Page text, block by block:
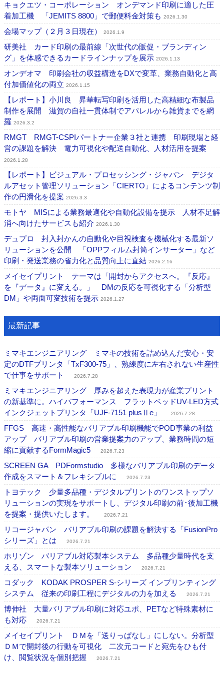
キョクエツ・コーポレーション オンデマンド印刷に適した圧
着加工機 「JEMITS 8800」で郵便料金対策も 2026.1.30
会場マップ（２月３日現在） 2026.1.9
研美社 カード印刷の最前線「次世代の販促・ブランディン
グ」を体感できるカードラインナップを展示 2026.1.13
オンデオマ 印刷会社の収益構造をDXで変革、業務自動化と高
付加価値化の両立 2026.1.15
【レポート】小川良 昇華転写印刷を活用した高精細な布製品
制作を展開 滋賀の自社一貫体制でアパレルから雑貨までを網
羅 2026.3.2
RMGT RMGT-CSPIパートナー企業３社と連携 印刷現場と経
営の課題を解決 電力可視化や配送自動化、人材活用を提案
2026.1.28
【レポート】ビジュアル・プロセッシング・ジャパン デジタ
ルアセット管理ソリューション「CIERTO」によるコンテンツ制
作の円滑化を提案 2026.3.3
モトヤ MISによる業務最適化や自動化設備を提示 人材不足解
消へ向けたサービスも紹介 2026.1.30
デュプロ 封入封かんの自動化や目視検査を機械化する最新ソ
リューションを公開 「OPPフィルム封筒インサーター」など
印刷・発送業務の省力化と品質向上に直結 2026.2.16
メイセイプリント テーマは「開封からアクセスへ。『反応』
を『データ』に変える。」 DMの反応を可視化する「分析型
DM」や両面可変技術を提示 2026.1.27
最新記事
ミマキエンジニアリング ミマキの技術を詰め込んだ安心・安
定のDTFプリンタ「TxF300-75」、熟練度に左右されない生産性
で仕事をサポート
2026.7.28
ミマキエンジニアリング 厚みを超えた表現力が産業プリント
の新基準に。ハイパフォーマンス フラットベッドUV-LED方式
インクジェットプリンタ「UJF-7151 plusⅡe」
2026.7.28
FFGS 高速・高性能なバリアブル印刷機能でPOD事業の利益
アップ バリアブル印刷の営業提案力のアップ、業務時間の短
縮に貢献するFormMagic5
2026.7.23
SCREEN GA PDFormstudio 多様なバリアブル印刷のデータ
作成をスマート＆フレキシブルに
2026.7.23
トヨテック 少量多品種・デジタルプリントのワンストップソ
リューションの実現をサポートし、デジタル印刷の前･後加工機
を提案・提供いたします。
2026.7.21
リコージャパン バリアブル印刷の課題を解決する「FusionPro
シリーズ」とは
2026.7.21
ホリゾン バリアブル対応製本システム 多品種少量時代を支
える、スマートな製本ソリューション
2026.7.21
コダック KODAK PROSPER S-シリーズ インプリンティング
システム 従来の印刷工程にデジタルの力を加える
2026.7.21
博伸社 大量バリアブル印刷に対応ユポ、PETなど特殊素材に
も対応
2026.7.21
メイセイプリント ＤＭを「送りっぱなし」にしない。分析型
ＤＭで開封後の行動を可視化 二次元コードと宛先をひも付
け、閲覧状況を個別把握
2026.7.21